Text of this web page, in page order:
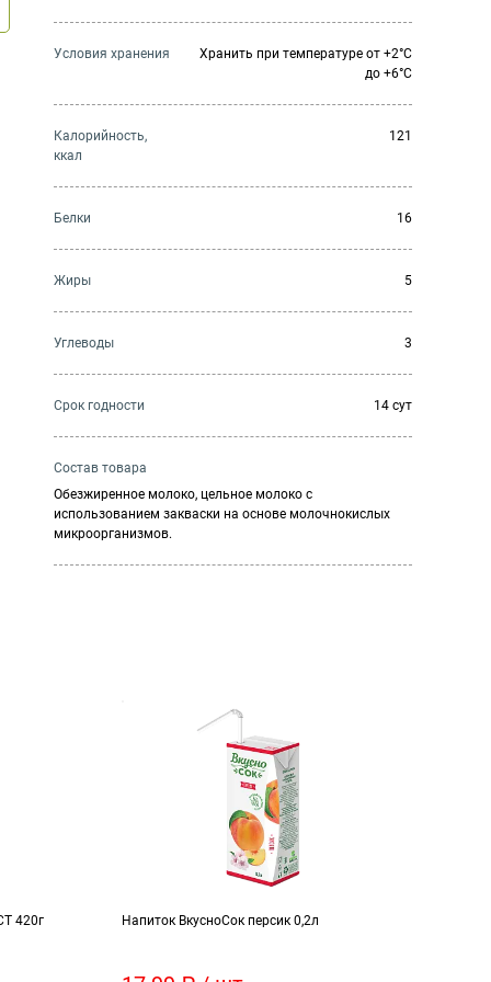
Условия хранения
Хранить при температуре от +2°С
до +6°С
Калорийность,
ккал
121
Белки 16
Жиры 5
Углеводы 3
Cрок годности 14 сут
Состав товара
Обезжиренное молоко, цельное молоко с
использованием закваски на основе молочнокислых
микроорганизмов.
420г Напиток ВкусноСок персик 0,2л